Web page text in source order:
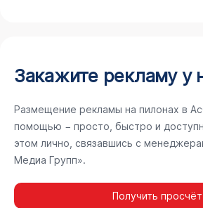
Закажите рекламу у
Размещение рекламы на пилонах в
помощью − просто, быстро и
этом лично, связавшись с
Медиа Групп».
Получить просчёт